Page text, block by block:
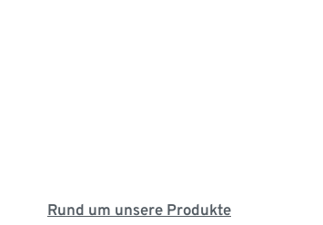
Rund um unsere Produkte